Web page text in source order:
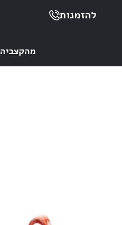
להזמנות
מהקצביה